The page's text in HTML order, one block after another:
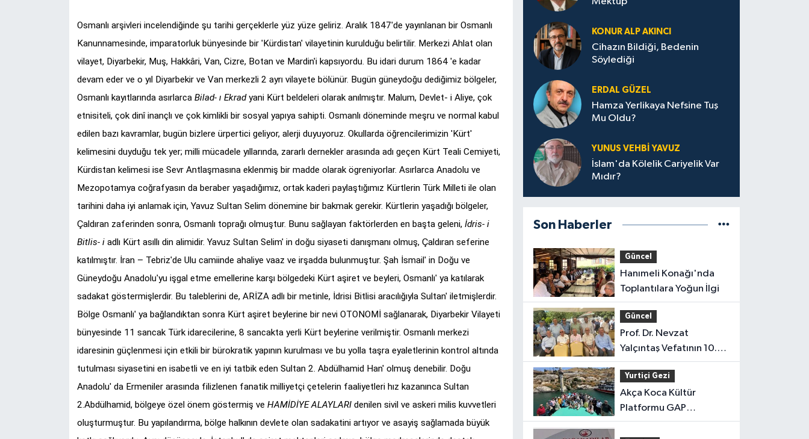
Osmanlı arşivleri incelendiğinde şu tarihi gerçeklerle yüz yüze geliriz. Aralık 1847'de yayınlanan bir Osmanlı
Kanunnamesinde, imparatorluk bünyesinde bir 'Kürdistan' vilayetinin kurulduğu belirtilir. Merkezi Ahlat olan
vilayet, Diyarbekir, Muş, Hakkâri, Van, Cizre, Botan ve Mardin'i kapsıyordu. Bu idari durum 1864 'e kadar
devam eder ve o yıl Diyarbekir ve Van merkezli 2 ayrı vilayete bölünür. Bugün güneydoğu dediğimiz bölgeler,
Osmanlı kayıtlarında asırlarca Bilad- ı Ekradyani Kürt beldeleri olarak anılmıştır. Malum, Devlet- i Aliye, çok
etnisiteli, çok dinî inançlı ve çok kimlikli bir sosyal yapıya sahipti. Osmanlı döneminde meşru ve normal kabul
edilen bazı kavramlar, bugün bizlere ürpertici geliyor, alerji duyuyoruz. Okullarda öğrencilerimizin 'Kürt'
kelimesini duyduğu tek yer; milli mücadele yıllarında, zararlı dernekler arasında adı geçen Kürt Teali Cemiyeti,
Kürdistan kelimesi ise Sevr Antlaşmasına eklenmiş bir madde olarak ögreniyorlar. Asırlarca Anadolu ve
Mezopotamya coğrafyasın da beraber yaşadığımız, ortak kaderi paylaştığımız Kürtlerin Türk Milleti ile olan
tarihini daha iyi anlamak için, Yavuz Sultan Selim dönemine bir bakmak gerekir. Kürtlerin yaşadığı bölgeler,
Çaldıran zaferinden sonra, Osmanlı toprağı olmuştur. Bunu sağlayan faktörlerden en başta geleni, İdris- i
Bitlis- iadlı Kürt asıllı din alimidir. Yavuz Sultan Selim' in doğu siyaseti danışmanı olmuş, Çaldıran seferine
katılmıştır. İran – Tebriz'de Ulu camiinde ahaliye vaaz ve irşadda bulunmuştur. Şah İsmail' in Doğu ve
Güneydoğu Anadolu'yu işgal etme emellerine karşı bölgedeki Kürt aşiret ve beyleri, Osmanlı' ya katılarak
sadakat göstermişlerdir. Bu taleblerini de, ARİZA adlı bir metinle, İdrisi Bitlisi aracılığıyla Sultan' iletmişlerdir.
Bölge Osmanlı' ya bağlandıktan sonra Kürt aşiret beylerine bir nevi OTONOMİ sağlanarak, Diyarbekir Vilayeti
bünyesinde 11 sancak Türk idarecilerine, 8 sancakta yerli Kürt beylerine verilmiştir. Osmanlı merkezi
idaresinin güçlenmesi için etkili bir bürokratik yapının kurulması ve bu yolla taşra eyaletlerinin kontrol altında
tutulması siyasetini en isabetli ve en iyi tatbik eden Sultan 2. Abdülhamid Han' olmuş denebilir. Doğu
Anadolu' da Ermeniler arasında filizlenen fanatik milliyetçi çetelerin faaliyetleri hız kazanınca Sultan
2.Abdülhamid, bölgeye özel önem göstermiş ve HAMİDİYE ALAYLARIdenilen sivil ve askeri milis kuvvetleri
oluşturmuştur. Bu yapılandırma, bölge halkının devlete olan sadakatini artıyor ve asayiş sağlamada büyük
KONUR ALP AKINCI
Cihazın Bildiği, Bedenin
Söylediği
ERDAL GÜZEL
Hamza Yerlikaya Nefsine Tuş
Mu Oldu?
YUNUS VEHBI YAVUZ
İslam'da Kölelik Cariyelik Var
Mıdır?
Son Haberler
Güncel
Hanımeli Konağı'nda
Toplantılara Yoğun İlgi
Güncel
Prof. Dr. Nevzat
Yalçıntaş Vefatının 10.
Yılında Anıldı
Yurtiçi Gezi
Akça Koca Kültür
Platformu GAP
Gezisinden Döndü
Yönetim Kurulu